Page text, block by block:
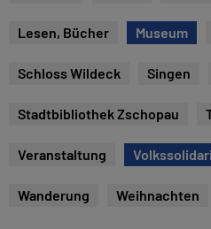
Lesen, Bücher Museum
Schloss Wildeck Singen
Stadtbibliothek Zschopau
Veranstaltung
Wanderung Weihnachten